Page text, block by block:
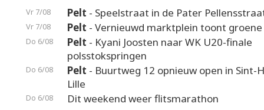
Vr 7/08 Pelt - Speelstraat in de Pater
Vr 7/08 Pelt - Vernieuwd marktplein toont
Do 6/08 Pelt - Kyani Joosten naar WK U20-finale
polsstokspringen
Do 6/08 Pelt - Buurtweg 12 opnieuw open in Sint-
Lille
Do 6/08 Dit weekend weer flitsmarathon